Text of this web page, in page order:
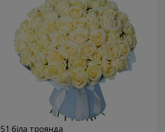
51 біла троянда